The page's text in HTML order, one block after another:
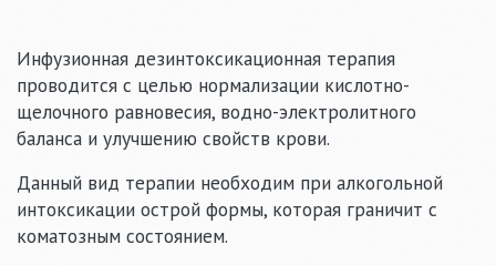
Инфузионная дезинтоксикационная терапия
проводится с целью нормализации кислотно-
щелочного равновесия, водно-электролитного
баланса и улучшению свойств крови.
Данный вид терапии необходим при алкогольной
интоксикации острой формы, которая граничит с
коматозным состоянием.